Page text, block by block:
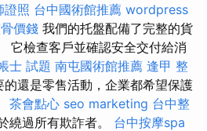
證照 台中國術館推薦 wordpress
價錢 我們的托盤配備了完整的貨
它檢查客戶並確認安全交付給消
士 試題 南屯國術館推薦 逢甲 整
的還是零售活動，企業都希望保護
茶會點心 seo marketing 台中整
繞過所有欺詐者。 台中按摩spa